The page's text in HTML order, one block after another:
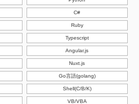
C#
Ruby
Typescript
Angular.js
Nuxt.js
Go言語(golang)
Shell(C/B/K)
VB/VBA